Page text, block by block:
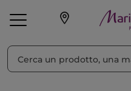
Ordina per